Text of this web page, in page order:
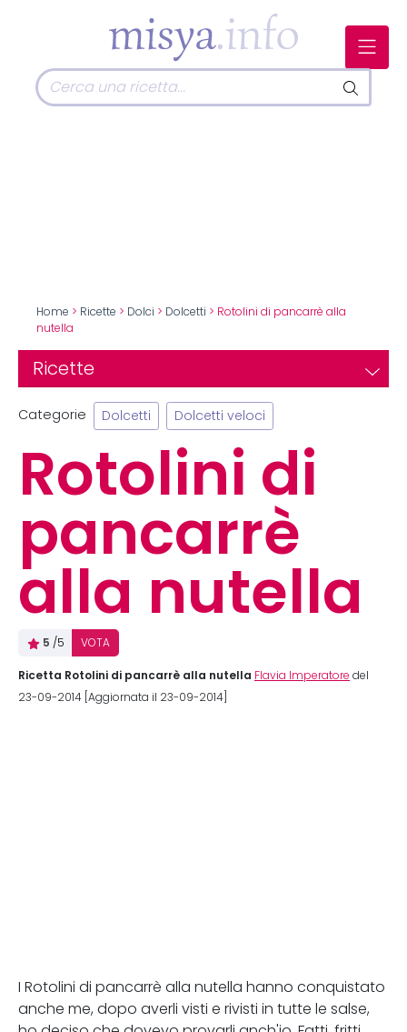
Home > Ricette > Dolci > Dolcetti > Rotolini di pancarrè alla
nutella
Ricette
Categorie Dolcetti Dolcetti veloci
Rotolini di
pancarrè
alla nutella
5 /5 VOTA
Ricetta Rotolini di pancarrè alla nutella Flavia Imperatore del
23-09-2014 [Aggiornata il 23-09-2014]
I Rotolini di pancarrè alla nutella hanno conquistato
anche me, dopo averli visti e rivisti in tutte le salse,